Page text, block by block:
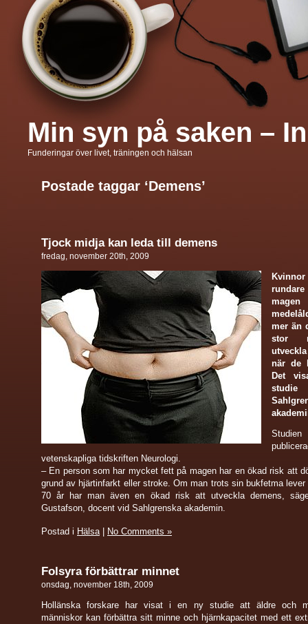
Min syn på saken –
Funderingar över livet, träningen och hälsan
Postade taggar ‘Demens’
Tjock midja kan leda till demens
fredag, november 20th, 2009
mer än
stor
när de
Det
Studien
vetenskapliga tidskriften Neurologi.
– En person som har mycket fett på magen har en ökad risk att
grund av hjärtinfarkt eller stroke. Om man trots sin bukfetma
70 år har man även en ökad risk att utveckla demens,
Gustafson, docent vid Sahlgrenska akademin.
Postad i Hälsa| No Comments »
Folsyra förbättrar minnet
onsdag, november 18th, 2009
Hollänska forskare har visat i en ny studie att äldre och
människor kan förbättra sitt minne och hjärnkapacitet med ett